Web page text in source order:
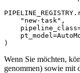
"new-task" ,
)
Wenn Sie möchten,
genommen) sowie mit